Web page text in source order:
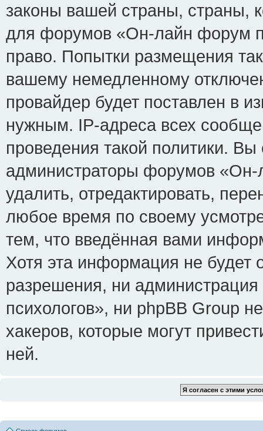
законы вашей страны, страны,
для форумов «Он-лайн форум
право. Попытки размещения
вашему немедленному
провайдер будет поставлен в
нужным. IP-адреса всех
проведения такой политики.
администраторы форумов
удалить, отредактировать,
любое время по своему
тем, что введённая вами
Хотя эта информация не будет
разрешения, ни
психологов», ни phpBB Group
хакеров, которые могут
ней.